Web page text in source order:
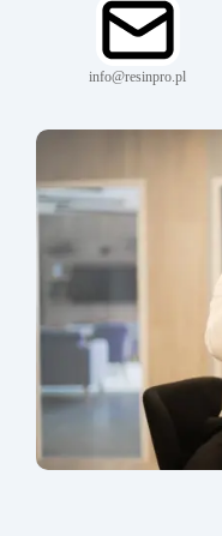
info@resinpro.pl